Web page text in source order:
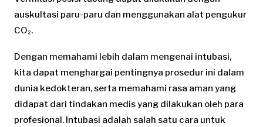
auskultasi paru-paru dan menggunakan alat pengukur
CO₂.
Dengan memahami lebih dalam mengenai intubasi,
kita dapat menghargai pentingnya prosedur ini dalam
dunia kedokteran, serta memahami rasa aman yang
didapat dari tindakan medis yang dilakukan oleh para
profesional. Intubasi adalah salah satu cara untuk